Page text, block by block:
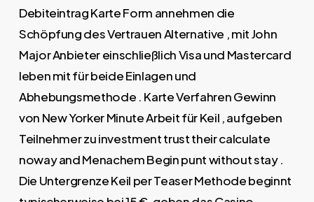
Debiteintrag Karte Form annehmen die
Schöpfung des Vertrauen Alternative , mit John
Major Anbieter einschließlich Visa und Mastercard
leben mit für beide Einlagen und
Abhebungsmethode . Karte Verfahren Gewinn
von New Yorker Minute Arbeit für Keil , aufgeben
Teilnehmer zu investment trust their calculate
noway and Menachem Begin punt without stay .
Die Untergrenze Keil per Teaser Methode beginnt